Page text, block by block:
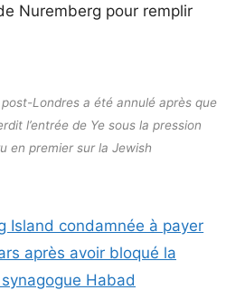
Nuremberg pour remplir
Londres a été annulé après que
l’entrée de Ye sous la pression
en premier sur la Jewish
Island condamnée à payer
après avoir bloqué la
Habad